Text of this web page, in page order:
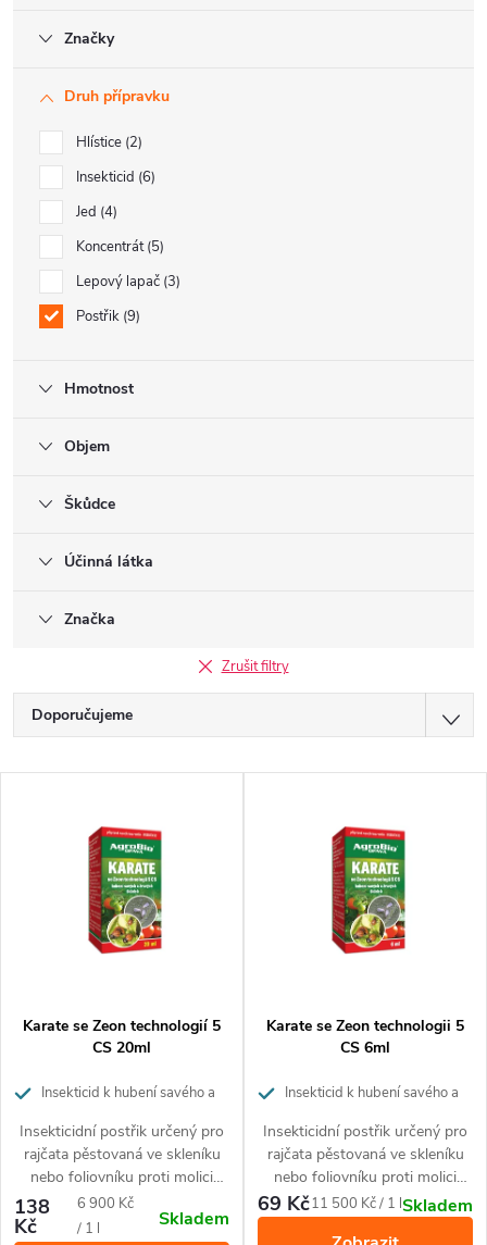
Značky
Druh přípravku
Hlístice 2
Insekticid 6
Jed 4
Koncentrát 5
Lepový lapač 3
Postřik 9
Hmotnost
Objem
Škůdce
Účinná látka
Značka
Zrušit filtry
Ř
a
p
o
d
u
Doporučujeme
Nejprodávanější
Abecedně
p
r
o
d
Karate se Zeon technologií 5
CS 20ml
Insekticid k hubení savého a
Insekticidní postřik určený pro
rajčata pěstovaná ve skleníku
nebo foliovníku proti molici
skleníkové a mandelince
bramborové.
138
Kč
Měrná
cena:
6 900 Kč
/ 1 l
Skladem
Karate se Zeon technologii 5
CS 6ml
Insekticid k hubení savého a
Insekticidní postřik určený pro
rajčata pěstovaná ve skleníku
nebo foliovníku proti molici
skleníkové a mandelince
bramborové.
69 KčMěrná
11 500 Kč / 1 lSkladem